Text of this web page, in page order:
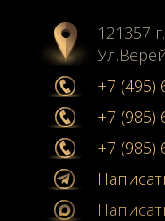
121357
+7 (495)
+7 (985)
+7 (985)